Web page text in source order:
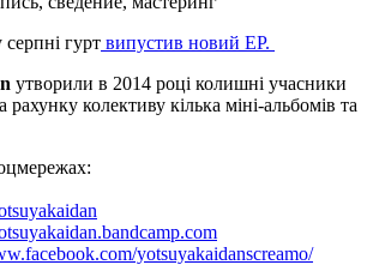
гурт випустив новий EP.
утворили в 2014 році колишні учасники
рахунку колективу кілька міні-альбомів та
yotsuyakaidanscreamo/